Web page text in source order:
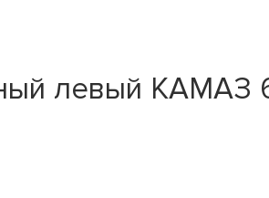
левый КАМАЗ